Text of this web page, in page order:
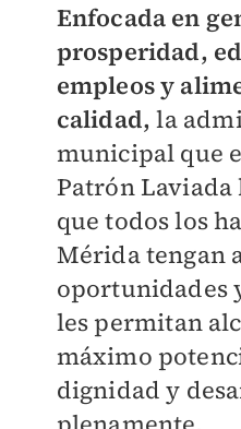
Enfocada en
prosperidad,
empleos y
calidad, la
municipal que
Patrón
que todos los
Mérida tengan
oportunidades
les permitan
máximo
dignidad y